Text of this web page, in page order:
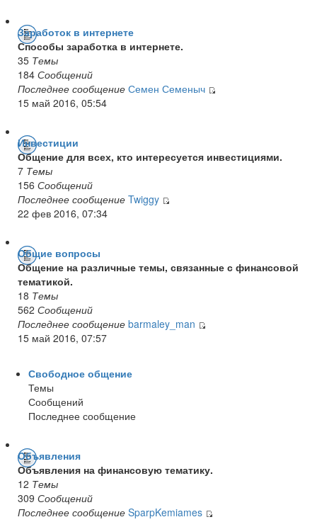
Заработок в интернете
Способы заработка в интернете.
35 Темы
184 Сообщений
Последнее сообщение Семен Семеныч
15 май 2016, 05:54
Инвестиции
Общение для всех, кто интересуется инвестициями.
7 Темы
156 Сообщений
Последнее сообщение Twiggy
22 фев 2016, 07:34
Общие вопросы
Общение на различные темы, связанные с финансовой
тематикой.
18 Темы
562 Сообщений
Последнее сообщение barmaley_man
15 май 2016, 07:57
Свободное общение
Темы
Сообщений
Последнее сообщение
Объявления
Объявления на финансовую тематику.
12 Темы
309 Сообщений
Последнее сообщение SparpKemiames